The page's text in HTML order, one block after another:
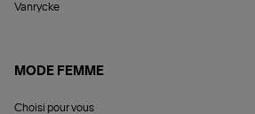
Vanrycke
MODE FEMME
Choisi pour vous